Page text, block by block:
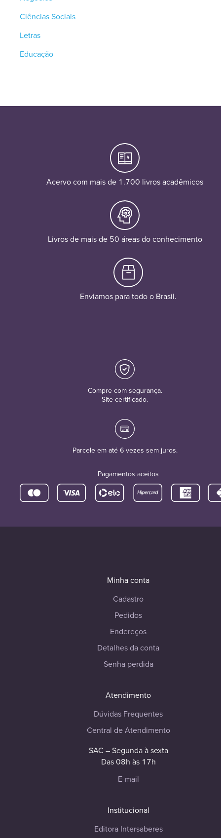
Ciências Sociais
Letras
Educação
Acervo com mais de 1.700 livros acadêmicos
Livros de mais de 50 áreas do conhecimento
Enviamos para todo o Brasil.
Compre com segurança.
Site certificado.
Parcele em até 6 vezes sem juros.
Pagamentos aceitos
Minha conta
Cadastro
Pedidos
Endereços
Detalhes da conta
Senha perdida
Atendimento
Dúvidas Frequentes
Central de Atendimento
SAC – Segunda à sexta
Das 08h às 17h
E-mail
Institucional
Editora Intersaberes